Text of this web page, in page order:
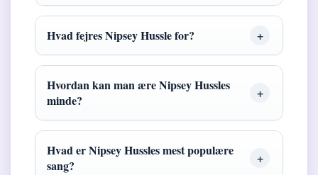
Hvad fejres Nipsey Hussle for?
Hvordan kan man ære Nipsey Hussles
minde?
Hvad er Nipsey Hussles mest populære
sang?